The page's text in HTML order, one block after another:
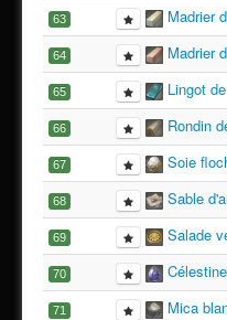
63 Madrier
64 Madrier
65 Lingot
66 Rondin
67 Soie
68 Sable
69 Salade
70 Célestine
71 Mica